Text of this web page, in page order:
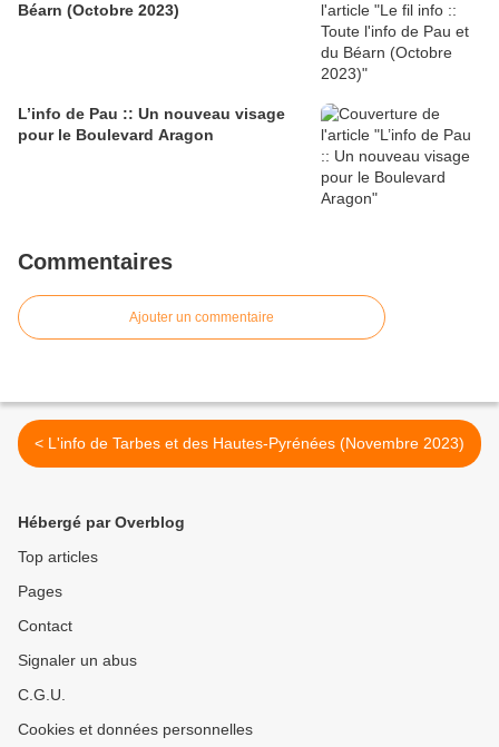
Béarn (Octobre 2023)
L’info de Pau :: Un nouveau visage
pour le Boulevard Aragon
Commentaires
Ajouter un commentaire
< L'info de Tarbes et des Hautes-Pyrénées (Novembre 2023)
Hébergé par Overblog
Top articles
Pages
Contact
Signaler un abus
C.G.U.
Cookies et données personnelles